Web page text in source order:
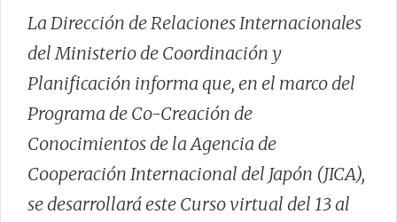
La Dirección de Relaciones Internacionales
del Ministerio de Coordinación y
Planificación informa que, en el marco del
Programa de Co-Creación de
Conocimientos de la Agencia de
Cooperación Internacional del Japón (JICA),
se desarrollará este Curso virtual del 13 al